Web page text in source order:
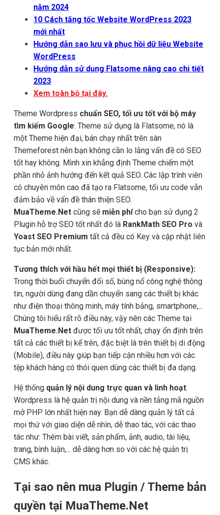
năm 2024
10 Cách tăng tốc Website WordPress 2023
mới nhất
Hướng dẫn sao lưu và phục hồi dữ liệu Website
WordPress
Hướng dẫn sử dụng Flatsome nâng cao chi tiết
2023
Xem toàn bộ tại đây.
Theme Wordpress chuẩn SEO, tối ưu tốt với bộ máy
tìm kiếm Google: Theme sử dụng là Flatsome, nó là
một Theme hiện đại, bán chạy nhất trên sàn
Themeforest nên bạn không cần lo lắng vấn đề có SEO
tốt hay không. Mình xin khẳng định Theme chiếm một
phần nhỏ ảnh hướng đến kết quả SEO. Các lập trình viên
có chuyên môn cao đã tạo ra Flatsome, tối ưu code vẫn
đảm bảo về vấn đề thân thiện SEO.
MuaTheme.Net cũng sẽ miễn phícho bạn sử dụng 2
Plugin hỗ trợ SEO tốt nhất đó là RankMath SEO Pro và
Yoast SEO Premium tất cả đều có Key và cập nhật liên
tục bản mới nhất.
Tương thích với hầu hết mọi thiết bị (Responsive):
Trong thời buổi chuyển đổi số, bùng nổ công nghệ thông
tin, người dùng đang dần chuyển sang các thiết bị khác
như điện thoại thông minh, máy tính bảng, smartphone,...
Chúng tôi hiểu rất rõ điều này, vậy nên các Theme tại
MuaTheme.Net được tối ưu tốt nhất, chạy ổn định trên
tất cả các thiết bị kể trên, đặc biệt là trên thiết bị di động
(Mobile), điều này giúp bạn tiếp cận nhiều hơn với các
tệp khách hàng có thói quen dùng các thiết bị đa dạng.
Hệ thống quản lý nội dung trực quan và linh hoạt:
Wordpress là hệ quản trị nội dung và nền tảng mã nguồn
mở PHP lớn nhất hiện nay. Bạn dễ dàng quản lý tất cả
mọi thứ với giao diện dễ nhìn, dễ thao tác, với các thao
tác như: Thêm bài viết, sản phẩm, ảnh, audio, tài liệu,
trang, bình luận,... dễ dàng hơn so với các hệ quản trị
CMS khác.
Tại sao nên mua Plugin / Theme bản
quyền tại MuaTheme.Net